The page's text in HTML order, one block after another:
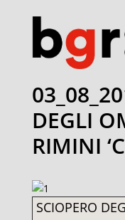
DEGLI
RIMINI
SCIOPERO